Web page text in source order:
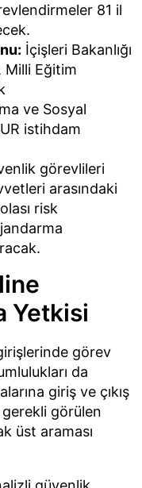
81 il
İçişleri Bakanlığı
Milli Eğitim
ve Sosyal
istihdam
görevlileri
arasındaki
risk
Yetkisi
görev
da
giriş ve çıkış
görülen
üst araması